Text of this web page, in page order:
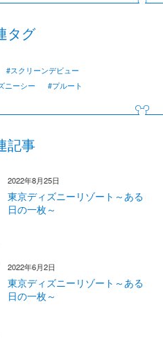
タグ
#スクリーンデビュー
ニーシー #プルート
記事
2022年8月25日
東京ディズニーリゾート～ある
日の一枚～
2022年6月2日
東京ディズニーリゾート～ある
日の一枚～